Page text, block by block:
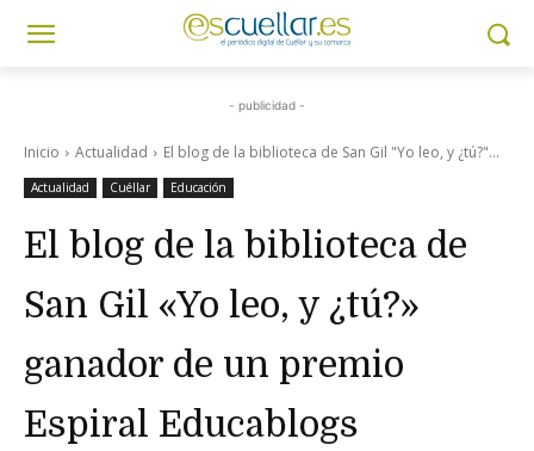
- publicidad -
Inicio Actualidad El blog de la biblioteca de San Gil "Yo leo, y ¿tú?"...
Actualidad Cuéllar Educación
El blog de la biblioteca de
San Gil «Yo leo, y ¿tú?»
ganador de un premio
Espiral Educablogs